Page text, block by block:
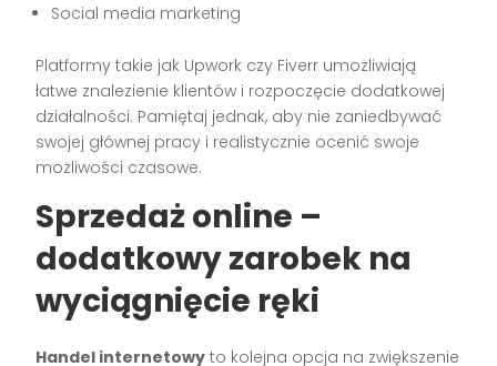
Social media marketing
Platformy takie jak Upwork czy Fiverr umożliwiają
łatwe znalezienie klientów i rozpoczęcie dodatkowej
działalności. Pamiętaj jednak, aby nie zaniedbywać
swojej głównej pracy i realistycznie ocenić swoje
możliwości czasowe.
Sprzedaż online –
dodatkowy zarobek na
wyciągnięcie ręki
Handel internetowy to kolejna opcja na zwiększenie